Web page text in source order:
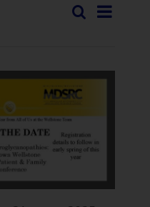
и
Поиск
День